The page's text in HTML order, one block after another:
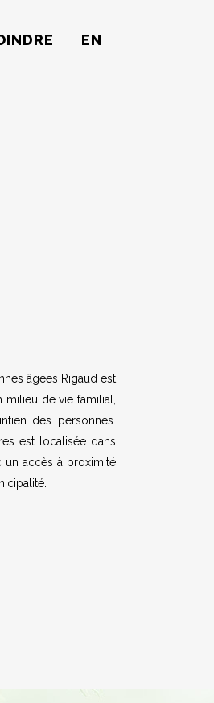
EN
âgées Rigaud est
de vie familial,
des personnes.
est localisée dans
un accès à proximité